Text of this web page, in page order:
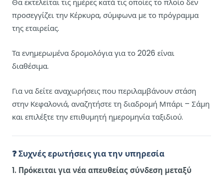
προσεγγίζει την Κέρκυρα, σύμφωνα με το πρόγραμμα
της εταιρείας.
Τα ενημερωμένα δρομολόγια για το 2026 είναι
διαθέσιμα.
Για να δείτε αναχωρήσεις που περιλαμβάνουν στάση
στην Κεφαλονιά, αναζητήστε τη διαδρομή Μπάρι – Σάμη
και επιλέξτε την επιθυμητή ημερομηνία ταξιδιού.
❓ Συχνές ερωτήσεις για την υπηρεσία
1. Πρόκειται για νέα απευθείας σύνδεση μεταξύ